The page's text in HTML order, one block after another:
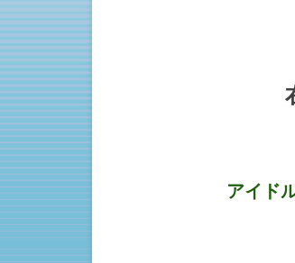
アイド